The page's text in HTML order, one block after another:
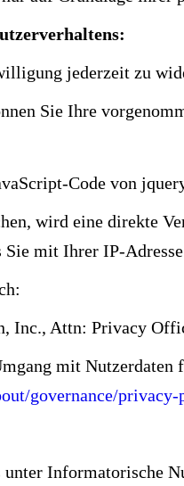
jederzeit zu
Sie Ihre
Code von
wird eine direkte
mit Ihrer IP-Adresse
Inc., Attn: Privacy
mit Nutzerdaten
governance/
unter Informatorische